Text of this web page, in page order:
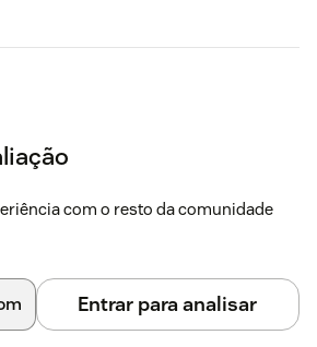
com o resto da comunidade
Entrar para analisar